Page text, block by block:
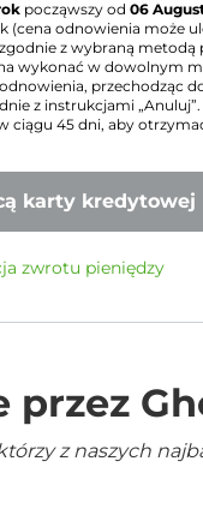
począwszy od 06
(cena odnowienia może
z wybraną metodą
wykonać w dowolnym
przechodząc
z instrukcjami „Anuluj”.
ciągu 45 dni, aby
karty kredytowej
zwrotu pieniędzy
przez
z naszych